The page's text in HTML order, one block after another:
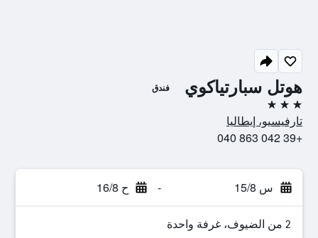
هوتل سبارتياكوي فندق
3 نجوم
تارفيسيو، إيطاليا
+39 042 863 040
س 15/8 - ح 16/8
2 من الضيوف، غرفة واحدة